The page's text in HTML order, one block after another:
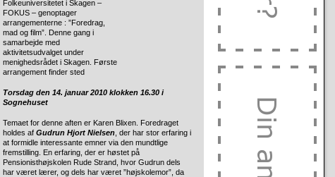
Folkeuniversitetet i Skagen –
FOKUS – genoptager
arrangementerne : ”Foredrag,
mad og film”. Denne gang i
samarbejde med
aktivitetsudvalget under
menighedsrådet i Skagen. Første
arrangement finder sted
Torsdag den 14. januar 2010 klokken 16.30 i
Sognehuset
Temaet for denne aften er Karen Blixen. Foredraget
holdes af Gudrun Hjort Nielsen , der har stor erfaring i
at formidle interessante emner via den mundtlige
fremstilling. En erfaring, der er høstet på
Pensionisthøjskolen Rude Strand, hvor Gudrun dels
har været lærer, og dels har været ”højskolemor”, da